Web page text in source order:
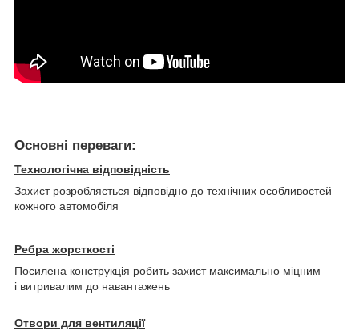
Основні переваги:
Технологічна відповідність
Захист розробляється відповідно до технічних особливостей
кожного автомобіля
Ребра жорсткості
Посилена конструкція робить захист максимально міцним
і витривалим до навантажень
Отвори для вентиляції